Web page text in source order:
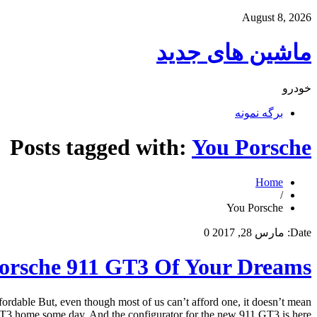
August 8, 2026
ماشین های جدید
خودرو
برگه نمونه
Posts tagged with: You Porsche
Home
/
You Porsche
Date: مارس 28, 2017 0
911 GT3 Of Your Dreams
But, even though most of us can’t afford one, it doesn’t mean
home some day. And the configurator for the new 911 GT3 is here […]